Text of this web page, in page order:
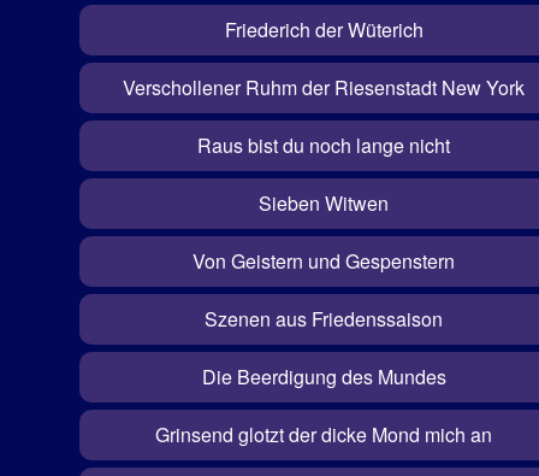
Friederich der Wüterich
Verschollener Ruhm der Riesenstadt New York
Raus bist du noch lange nicht
Sieben Witwen
Von Geistern und Gespenstern
Szenen aus Friedenssaison
Die Beerdigung des Mundes
Grinsend glotzt der dicke Mond mich an